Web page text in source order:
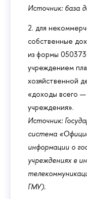
Источник: база
2. для
собственные
из формы
учреждением
хозяйственной
«доходы всего
учреждения».
Источник:
система
информации о
учреждениях в
ГМУ).